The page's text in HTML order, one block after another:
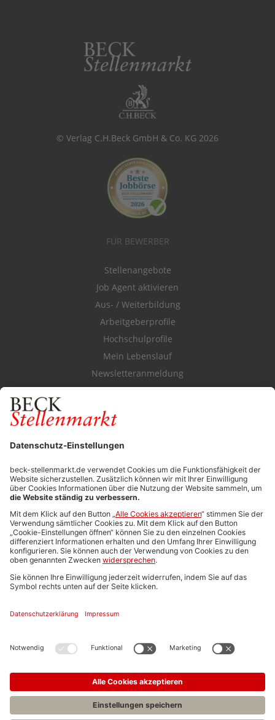
© Verlag C.H.Beck GmbH & Co. KG 2026
FÜR BEWERBER
Stellenangebote
Job Agent aktivieren
Aus- / Weiterbildung
Arbeitgeberprofile
Hochschulprofile
Mein Lebenslauf
Newsletteranmeldung
Durchsuchen Sie den Stellenkatalog
FÜR ARBEITGEBER
Stellenmarktpreise
Anzeigen-AGB
Media-Daten
Newsletteranmeldung
Produktübersicht
ALLGEMEIN
FAQs
Impressum
Stellenangebote C.H.BECK